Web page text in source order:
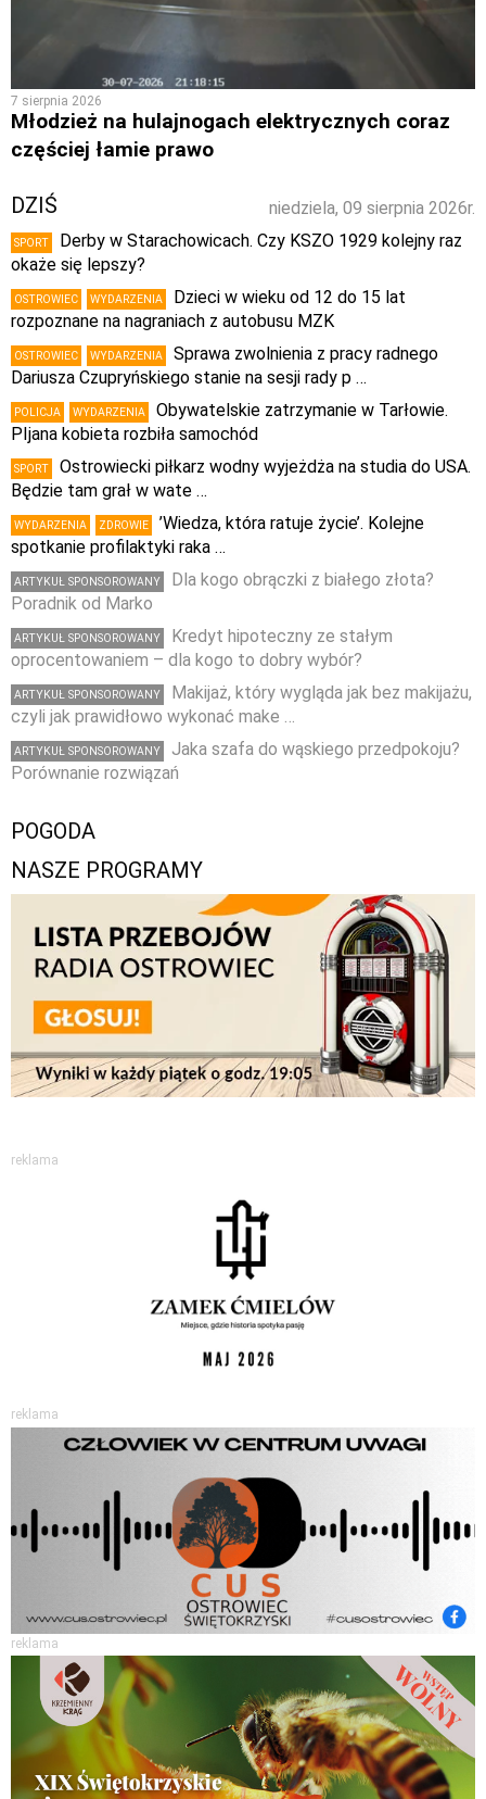
7 sierpnia 2026
Młodzież na hulajnogach elektrycznych coraz
częściej łamie prawo
niedziela, 09 sierpnia 2026r.
DZIŚ
SPORT
Derby w Starachowicach. Czy KSZO 1929 kolejny raz
okaże się lepszy?
OSTROWIEC WYDARZENIA
Dzieci w wieku od 12 do 15 lat
rozpoznane na nagraniach z autobusu MZK
OSTROWIEC WYDARZENIA
Sprawa zwolnienia z pracy radnego
Dariusza Czupryńskiego stanie na sesji rady p …
POLICJA WYDARZENIA
Obywatelskie zatrzymanie w Tarłowie.
PIjana kobieta rozbiła samochód
SPORT
Ostrowiecki piłkarz wodny wyjeżdża na studia do USA.
Będzie tam grał w wate …
WYDARZENIA ZDROWIE
’Wiedza, która ratuje życie’. Kolejne
spotkanie profilaktyki raka …
ARTYKUŁ SPONSOROWANY
Dla kogo obrączki z białego złota?
Poradnik od Marko
ARTYKUŁ SPONSOROWANY
Kredyt hipoteczny ze stałym
oprocentowaniem – dla kogo to dobry wybór?
ARTYKUŁ SPONSOROWANY
Makijaż, który wygląda jak bez makijażu,
czyli jak prawidłowo wykonać make …
ARTYKUŁ SPONSOROWANY
Jaka szafa do wąskiego przedpokoju?
Porównanie rozwiązań
POGODA
NASZE PROGRAMY
reklama
reklama
reklama